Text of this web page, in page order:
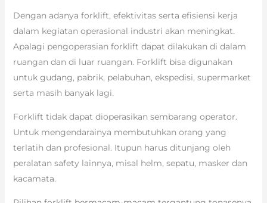
Dengan adanya forklift, efektivitas serta efisiensi kerja
dalam kegiatan operasional industri akan meningkat.
Apalagi pengoperasian forklift dapat dilakukan di dalam
ruangan dan di luar ruangan. Forklift bisa digunakan
untuk gudang, pabrik, pelabuhan, ekspedisi, supermarket
serta masih banyak lagi.
Forklift tidak dapat dioperasikan sembarang operator.
Untuk mengendarainya membutuhkan orang yang
terlatih dan profesional. Itupun harus ditunjang oleh
peralatan safety lainnya, misal helm, sepatu, masker dan
kacamata.